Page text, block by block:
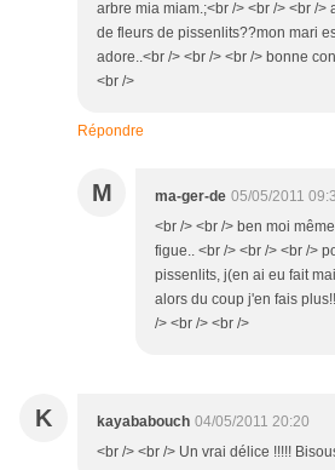
arbre mia miam.;<br /> <br /> <br />
de fleurs de pissenlits??mon mari
adore..<br /> <br /> <br /> bonne
<br />
Répondre
M ma-ger-de 05/05/2011
<br /> <br /> ben moi
figue.. <br /> <br /> <br />
pissenlits, j(en ai eu fait
alors du coup j'en fais
/> <br /> <br />
K kayababouch 04/05/2011 20:20
<br /> <br /> Un vrai délice !!!!!